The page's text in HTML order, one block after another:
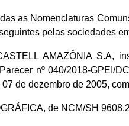
as Nomenclaturas
pelas sociedades
AMAZÔNIA S.A,
nº 040/2018-GPEI/
de dezembro de 2005,
de NCM/SH